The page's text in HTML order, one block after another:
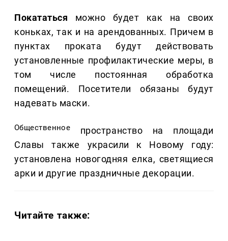
Покататься можно будет как на своих
коньках, так и на арендованных. Причем в
пунктах проката будут действовать
установленные профилактические меры, в
том числе постоянная обработка
помещений. Посетители обязаны будут
надевать маски.
Общественное пространство на площади
Славы также украсили к Новому году:
установлена новогодняя елка, светящиеся
арки и другие праздничные декорации.
Читайте также: